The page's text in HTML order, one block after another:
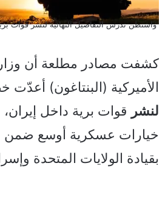
واشنطن تدرس التفاصيل النهائية لنشر قوات
كشفت مصادر مطلعة أن
الأميركية (البنتاغون) أعدّت
لنشر قوات برية داخل
خيارات عسكرية أوسع ضمن
بقيادة الولايات المتحدة